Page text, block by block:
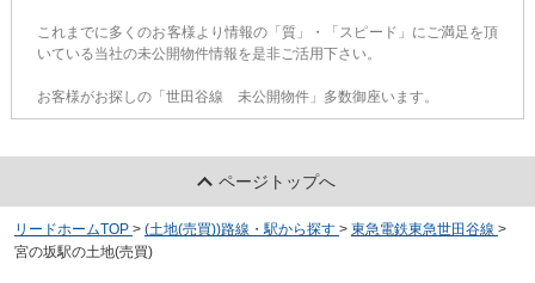
これまでに多くのお客様より情報の「質」・「スピード」にご満足を頂
いている当社の未公開物件情報を是非ご活用下さい。
お客様がお探しの「世田谷線 未公開物件」多数御座います。
ページトップへ
リードホームTOP > (土地(売買))路線・駅から探す > 東急電鉄東急世田谷線 >
宮の坂駅の土地(売買)